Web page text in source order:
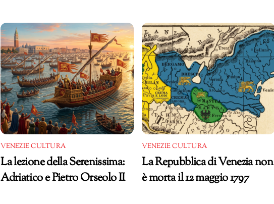
VENEZIE CULTURA
La lezione della Serenissima:
Adriatico e Pietro Orseolo II
VENEZIE CULTURA
La Repubblica di Venezia non
è morta il 12 maggio 1797